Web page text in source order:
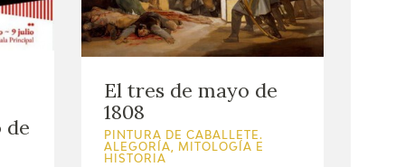
de
El tres de mayo de
1808
PINTURA DE CABALLETE.
ALEGORÍA, MITOLOGÍA E
HISTORIA